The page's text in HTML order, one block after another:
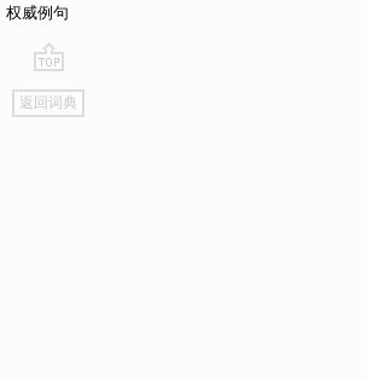
权威例句
go
top
返回词典